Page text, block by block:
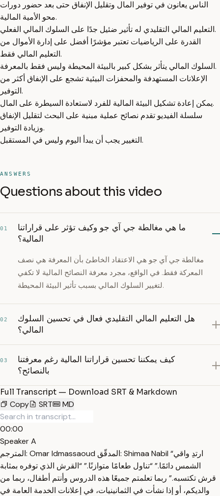
الناس يعانون في توفير المال وتقليل الإنفاق حتى بعد حضور دورات
محو الأمية المالية.
التعليم المالي التقليدي له تأثير ضئيل جدًا على السلوك المالي الفعلي.
القدرة على الرياضيات تعتبر مؤشرًا أفضل على إدارة الأموال من
التعليم المالي فقط.
السلوك المالي يتأثر بشكل كبير بالبيئة المحيطة وليس فقط بالمعرفة.
الإعلانات المستهدفة والمحفزات البيئية تشجع على الإنفاق أكثر من
التوفير.
يمكن إعادة تشكيل البيئة المالية للفرد لاستعادة السيطرة على المال.
سلسلة الفيديو تقدم نصائح عملية مبنية على البحث لتقليل الإنفاق
وزيادة التوفير.
التغيير يجب أن يبدأ اليوم وليس في المستقبل.
ANSWERS
Questions about this video
01
ما هي مغالطة جي آي جو وكيف تؤثر على قراراتنا
المالية؟
مغالطة جي آي جو هي الاعتقاد الخاطئ بأن المعرفة هي نصف
المعركة فقط. في الواقع، مجرد معرفة النصائح المالية لا تكفي
لتغيير السلوك المالي بسبب تأثير البيئة المحيطة.
02
هل التعليم المالي التقليدي فعال في تحسين السلوك
المالي؟
03
كيف يمكننا تحسين قراراتنا المالية رغم معرفتنا
بالنصائح؟
Full Transcript — Download SRT & Markdown
Copy
SRT MD
00:00
Speaker A
المترجم: Omar Idmassaoud المدقّق: Shimaa Nabil “ارتدِ واقي
الشمس دائمًا.” “تناول طعامًا متوازنًا.” “القرش الذي توفره بمثابة
قرش تكتسبه.” ربما تعلمتم جميعًا هذه الدروس وأنتم أطفال، ربما من
والديكم، أو إذا نشأت في الثمانينيات، في إعلانات الخدمة العامة في